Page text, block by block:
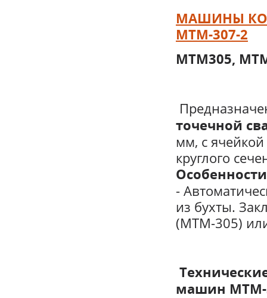
МАШИНЫ
МТМ-307-2
МТМ305,
точечной
мм, с
круглого
Особенности
-
из бухты.
(МТМ-305)
машин МТМ-